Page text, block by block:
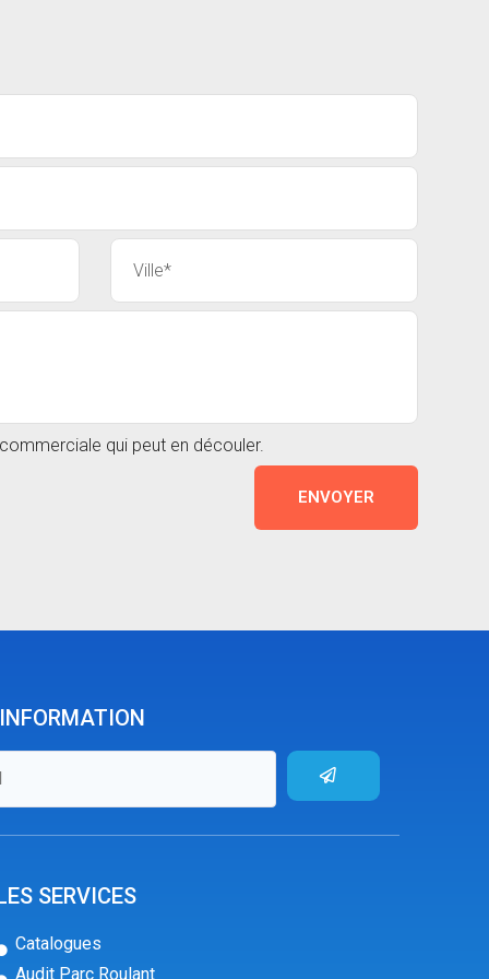
qui peut en découler.
ENVOYER
SERVICES
Catalogues
Audit Parc Roulant